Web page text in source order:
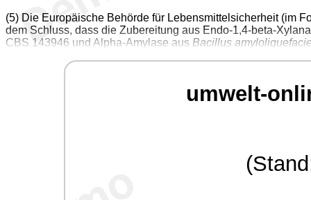
(5) Die Europäische Behörde für Lebensmittelsicherheit (im
dem Schluss, dass die Zubereitung aus Endo-1,4-beta-
CBS 143946 und Alpha-Amylase aus Bacillus
umwelt-